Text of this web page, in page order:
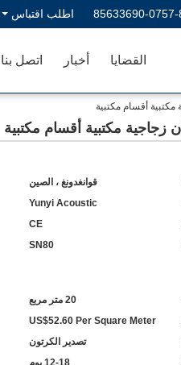
اطلب اقتباس
اتصل بنا أخبار القضايا
مكتبية أقسام مكتبية
زجاجية مكتبية أقسام مكتبية
قوانغدونغ ، الصين
Yunyi Acoustic
CE
SN80
20 متر مربع
US$52.60 Per Square Meter
تصدير الكرتون
12-18 يوم